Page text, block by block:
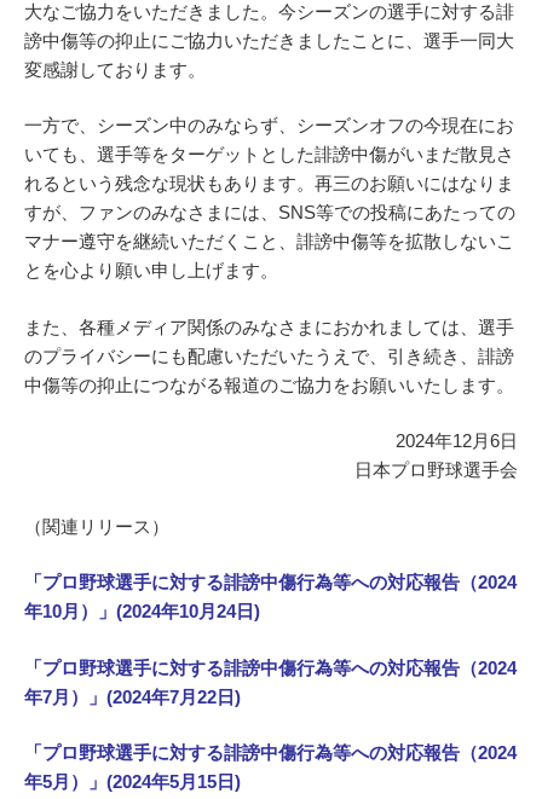
大なご協力をいただきました。今シーズンの選手に対する誹
謗中傷等の抑止にご協力いただきましたことに、選手一同大
変感謝しております。
一方で、シーズン中のみならず、シーズンオフの今現在にお
いても、選手等をターゲットとした誹謗中傷がいまだ散見さ
れるという残念な現状もあります。再三のお願いにはなりま
すが、ファンのみなさまには、SNS等での投稿にあたっての
マナー遵守を継続いただくこと、誹謗中傷等を拡散しないこ
とを心より願い申し上げます。
また、各種メディア関係のみなさまにおかれましては、選手
のプライバシーにも配慮いただいたうえで、引き続き、誹謗
中傷等の抑止につながる報道のご協力をお願いいたします。
2024年12月6日
日本プロ野球選手会
（関連リリース）
「プロ野球選手に対する誹謗中傷行為等への対応報告（2024
年10月）
」(2024年10月24日)
「プロ野球選手に対する誹謗中傷行為等への対応報告（2024
年7月）
」(2024年7月22日)
「プロ野球選手に対する誹謗中傷行為等への対応報告（2024
年5月）
」(2024年5月15日)